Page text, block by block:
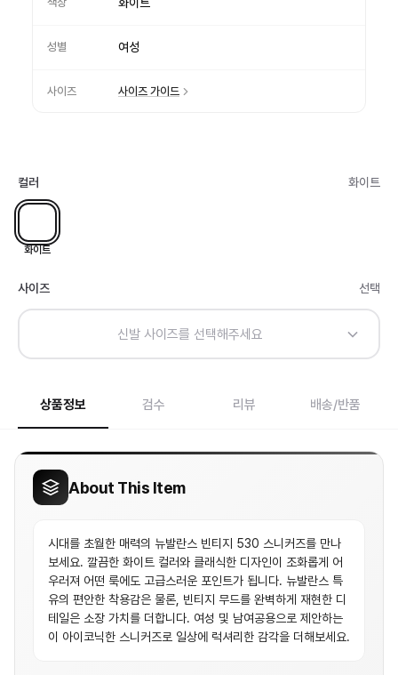
성별 여성
사이즈 사이즈 가이드
컬러 화이트
화이트
사이즈 선택
신발 사이즈를 선택해주세요
상품정보 검수 리뷰 배송/반품
About This Item
시대를 초월한 매력의 뉴발란스 빈티지 530 스니커즈를 만나
보세요. 깔끔한 화이트 컬러와 클래식한 디자인이 조화롭게 어
우러져 어떤 룩에도 고급스러운 포인트가 됩니다. 뉴발란스 특
유의 편안한 착용감은 물론, 빈티지 무드를 완벽하게 재현한 디
테일은 소장 가치를 더합니다. 여성 및 남여공용으로 제안하는
이 아이코닉한 스니커즈로 일상에 럭셔리한 감각을 더해보세요.